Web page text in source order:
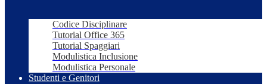
Codice Disciplinare
Tutorial Office 365
Tutorial Spaggiari
Modulistica Inclusione
Modulistica Personale
Studenti e Genitori